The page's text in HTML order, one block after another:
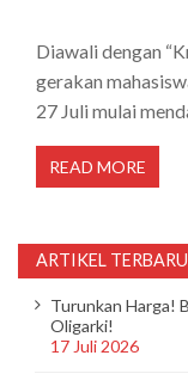
Diawali dengan
gerakan
27 Juli mulai
READ MORE
ARTIKEL TERBARU
Turunkan Harga!
Oligarki!
17 Juli 2026